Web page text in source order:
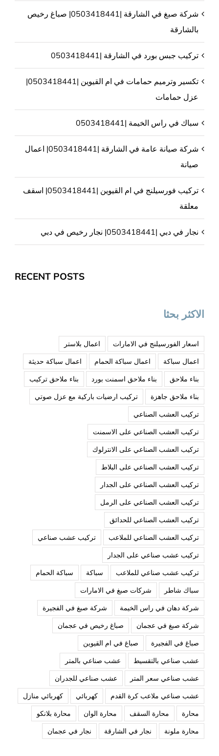
شركة صبغ في الشارقة |0503418441| صباغ رخيص
بالشارقة
تركيب جبس بورد في الشارقة |0503418441
تكسير وترميم حمامات في ام القيوين |0503418441|
عزل حمامات
سباك في راس الخيمة |0503418441
شركة صيانة عامة في الشارقة |0503418441| اعمال
صيانة
تركيب فورسيلنج في ام القيوين |0503418441| اسقف
معلقة
نجار في دبي |0503418441| نجار رخيص في دبي
RECENT POSTS
الاكثر بحثا
اسعار الفورسيلنج في الامارات
اعمال بلاستر
اعمال سباكة
اعمال سباكة الحمام
اعمال سباكة حديثة
بناء ملاحق
بناء ملاحق اسمنت بورد
بناء ملاحق تركيب
بناء ملاحق جاهزة
تركيب ارضيات باركية مع عزل صوتي
تركيب العشب الصناعي
تركيب العشب الصناعي على الاسمنت
تركيب العشب الصناعي على الانترلوك
تركيب العشب الصناعي على البلاط
تركيب العشب الصناعي على الجدار
تركيب العشب الصناعي على الرمل
تركيب العشب الصناعي للحدائق
تركيب العشب الصناعي للملاعب
تركيب عشب صناعي
تركيب عشب صناعي على الجدار
تركيب عشب صناعي للملاعب
سباكة
سباكة الحمام
سباك شاطر
شركات صبغ في الامارات
شركة دهان في راس الخيمة
شركة صبغ في الفجيرة
شركة صبغ في عجمان
صباغ رخيص في عجمان
صباغ في الفجيرة
صباغ في ام القيوين
عشب صناعي بالتقسيط
عشب صناعي بالمتر
عشب صناعي سعر المتر
عشب صناعي للجدران
عشب صناعي ملاعب كرة القدم
كهربائي
كهربائي منازل
محارة
محارة السقف محارة الوان
محارة بلانكو
محارة ملونة
نجار في الشارقة نجار في عجمان